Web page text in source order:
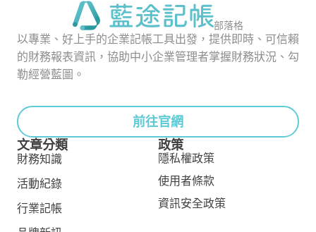
部落格
以專業、好上手的企業記帳工具出發，提供即時、可信賴
的財務報表資訊，協助中小企業管理者掌握財務狀況、勾
勒經營藍圖。
前往官網
文章分類
財務知識
活動紀錄
行業記帳
政策
隱私權政策
使用者條款
資訊安全政策